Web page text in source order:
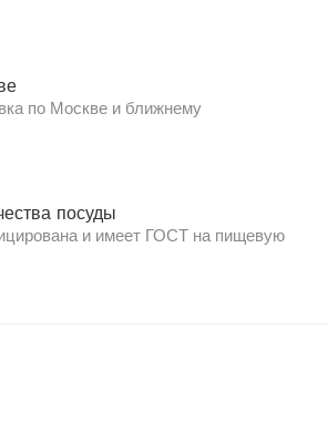
по Москве и ближнему
посуды
и имеет ГОСТ на пищевую